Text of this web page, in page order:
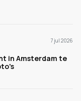
7 jul 2026
in Amsterdam te